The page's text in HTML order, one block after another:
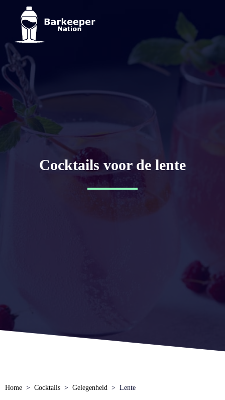
Cocktails voor de lente
Home Cocktails Gelegenheid Lente